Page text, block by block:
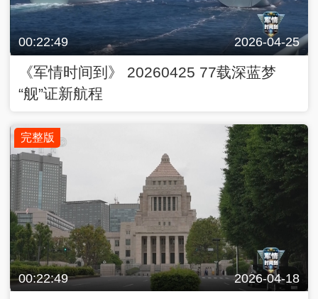
00:22:49 2026-04-25
《军情时间到》 20260425 77载深蓝梦
“舰”证新航程
完整版
00:22:49 2026-04-18